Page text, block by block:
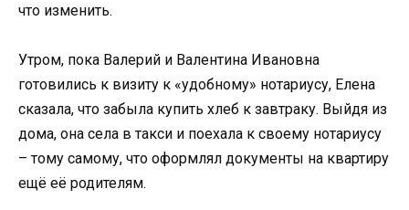
что изменить.
Утром, пока Валерий и Валентина Ивановна
готовились к визиту к «удобному» нотариусу, Елена
сказала, что забыла купить хлеб к завтраку. Выйдя из
дома, она села в такси и поехала к своему нотариусу
– тому самому, что оформлял документы на квартиру
ещё её родителям.